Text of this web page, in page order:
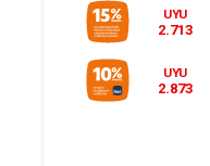
UYU
2.713
UYU
2.873